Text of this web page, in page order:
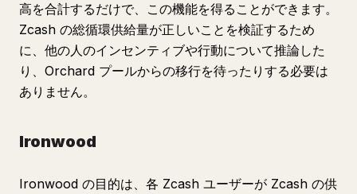
高を合計するだけで、この機能を得ることができます。
Zcash の総循環供給量が正しいことを検証するため
に、他の人のインセンティブや行動について推論した
り、Orchard プールからの移行を待ったりする必要は
ありません。
Ironwood
Ironwood の目的は、各 Zcash ユーザーが Zcash の供